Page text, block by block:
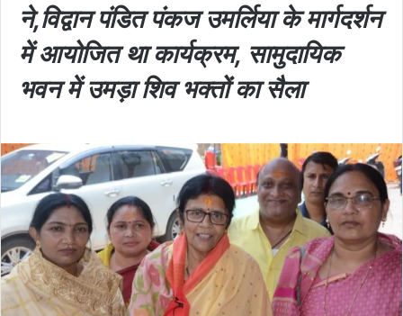
ने,विद्वान पंडित पंकज उमर्लिया के मार्गदर्शन
में आयोजित था कार्यक्रम, सामुदायिक
भवन में उमड़ा शिव भक्तों का सैला